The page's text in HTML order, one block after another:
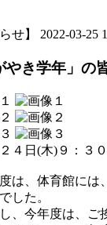
せ】 2022-03-25
やき学年」
４日(木)９：３
は、体育館には
した。
、今年度は、ご